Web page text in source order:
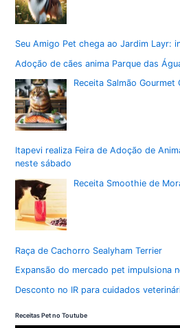
Seu Amigo Pet chega ao Jardim Layr:
Adoção de cães anima Parque das
Receita Salmão Gourmet
Itapevi realiza Feira de Adoção de
neste sábado
Receita Smoothie de
Raça de Cachorro Sealyham Terrier
Expansão do mercado pet impulsiona
Desconto no IR para cuidados
Receitas Pet no Toutube